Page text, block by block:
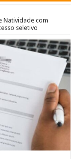
Natividade com
seletivo